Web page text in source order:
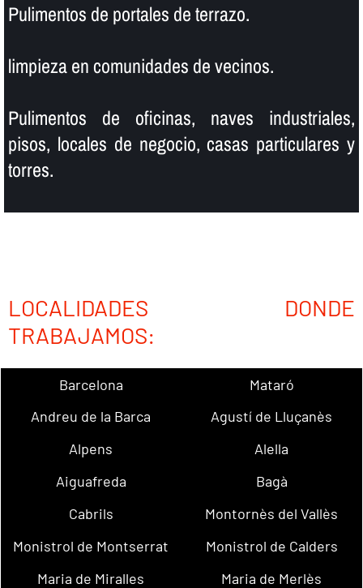
Pulimentos de portales de terrazo.
limpieza en comunidades de vecinos.
Pulimentos de oficinas, naves industriales,
pisos, locales de negocio, casas particulares y
torres.
LOCALIDADES DONDE
TRABAJAMOS:
Barcelona
Mataró
Andreu de la Barca
Agustí de Lluçanès
Alpens
Alella
Aiguafreda
Bagà
Cabrils
Montornès del Vallès
Monistrol de Montserrat
Monistrol de Calders
Maria de Miralles
Maria de Merlès